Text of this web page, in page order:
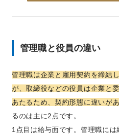
管理職と役員の違い
管理職は企業と雇用契約を締結
が、取締役などの役員は企業と
あたるため、契約形態に違いがあ
るのは主に2点です。
1点目は給与面です。管理職には